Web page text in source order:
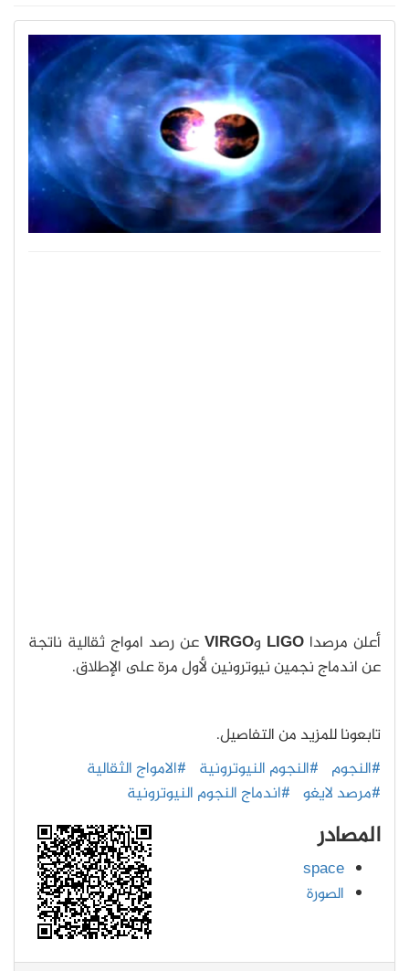
أعلن مرصدا LIGO وVIRGO عن رصد امواج ثقالية ناتجة
عن اندماج نجمين نيوترونين لأول مرة على الإطلاق.
تابعونا للمزيد من التفاصيل.
#النجوم #النجوم النيوترونية #الامواج الثقالية
#مرصد لايغو #اندماج النجوم النيوترونية
المصادر
space
الصورة